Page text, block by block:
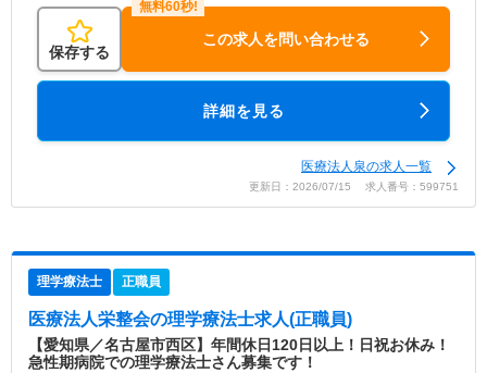
保存する
この求人を問い合わせる
詳細を見る
医療法人泉の求人一覧
更新日：2026/07/15 求人番号：599751
理学療法士 正職員
医療法人栄整会の理学療法士求人(正職員)
【愛知県／名古屋市西区】年間休日120日以上！日祝お休み！
急性期病院での理学療法士さん募集です！